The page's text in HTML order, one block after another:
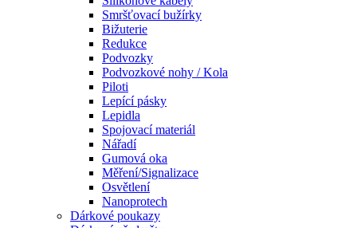
Smršťovací bužírky
Bižuterie
Redukce
Podvozky
Podvozkové nohy / Kola
Piloti
Lepící pásky
Lepidla
Spojovací materiál
Nářadí
Gumová oka
Měření/Signalizace
Osvětlení
Nanoprotech
Dárkové poukazy